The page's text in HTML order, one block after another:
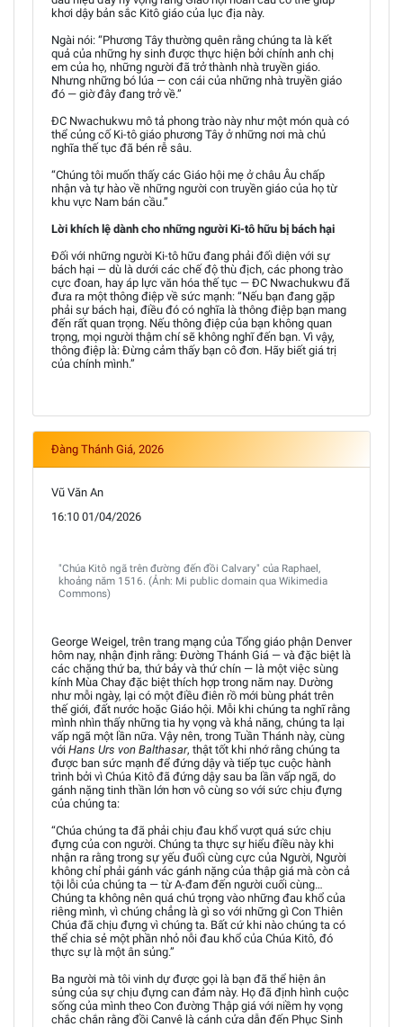
khơi dậy bản sắc Kitô giáo của lục địa này.
Ngài nói: “Phương Tây thường quên rằng chúng ta là kết
quả của những hy sinh được thực hiện bởi chính anh chị
em của họ, những người đã trở thành nhà truyền giáo.
Nhưng những bó lúa — con cái của những nhà truyền giáo
đó — giờ đây đang trở về.”
ĐC Nwachukwu mô tả phong trào này như một món quà có
thể củng cố Ki-tô giáo phương Tây ở những nơi mà chủ
nghĩa thế tục đã bén rễ sâu.
“Chúng tôi muốn thấy các Giáo hội mẹ ở châu Âu chấp
nhận và tự hào về những người con truyền giáo của họ từ
khu vực Nam bán cầu.”
Lời khích lệ dành cho những người Ki-tô hữu bị bách hại
Đối với những người Ki-tô hữu đang phải đối diện với sự
bách hại — dù là dưới các chế độ thù địch, các phong trào
cực đoan, hay áp lực văn hóa thế tục — ĐC Nwachukwu đã
đưa ra một thông điệp về sức mạnh: “Nếu bạn đang gặp
phải sự bách hại, điều đó có nghĩa là thông điệp bạn mang
đến rất quan trọng. Nếu thông điệp của bạn không quan
trọng, mọi người thậm chí sẽ không nghĩ đến bạn. Vì vậy,
thông điệp là: Đừng cảm thấy bạn cô đơn. Hãy biết giá trị
của chính mình.”
Đàng Thánh Giá, 2026
Vũ Văn An
16:10 01/04/2026
"Chúa Kitô ngã trên đường đến đồi Calvary" của Raphael,
khoảng năm 1516. (Ảnh: Mi public domain qua Wikimedia
Commons)
George Weigel, trên trang mạng của Tổng giáo phận Denver
hôm nay, nhận định rằng: Đường Thánh Giá — và đặc biệt là
các chặng thứ ba, thứ bảy và thứ chín — là một việc sùng
kính Mùa Chay đặc biệt thích hợp trong năm nay. Dường
như mỗi ngày, lại có một điều điên rồ mới bùng phát trên
thế giới, đất nước hoặc Giáo hội. Mỗi khi chúng ta nghĩ rằng
mình nhìn thấy những tia hy vọng và khả năng, chúng ta lại
vấp ngã một lần nữa. Vậy nên, trong Tuần Thánh này, cùng
với Hans Urs von Balthasar, thật tốt khi nhớ rằng chúng ta
được ban sức mạnh để đứng dậy và tiếp tục cuộc hành
trình bởi vì Chúa Kitô đã đứng dậy sau ba lần vấp ngã, do
gánh nặng tinh thần lớn hơn vô cùng so với sức chịu đựng
của chúng ta:
“Chúa chúng ta đã phải chịu đau khổ vượt quá sức chịu
đựng của con người. Chúng ta thực sự hiểu điều này khi
nhận ra rằng trong sự yếu đuối cùng cực của Người, Người
không chỉ phải gánh vác gánh nặng của thập giá mà còn cả
tội lỗi của chúng ta — từ A-đam đến người cuối cùng…
Chúng ta không nên quá chú trọng vào những đau khổ của
riêng mình, vì chúng chẳng là gì so với những gì Con Thiên
Chúa đã chịu đựng vì chúng ta. Bất cứ khi nào chúng ta có
thể chia sẻ một phần nhỏ nỗi đau khổ của Chúa Kitô, đó
thực sự là một ân sủng.”
Ba người mà tôi vinh dự được gọi là bạn đã thể hiện ân
sủng của sự chịu đựng can đảm này. Họ đã định hình cuộc
sống của mình theo Con đường Thập giá với niềm hy vọng
chắc chắn rằng đồi Canvê là cánh cửa dẫn đến Phục Sinh